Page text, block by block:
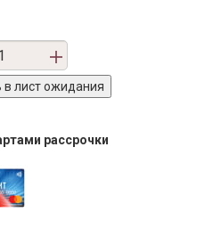
рассрочки